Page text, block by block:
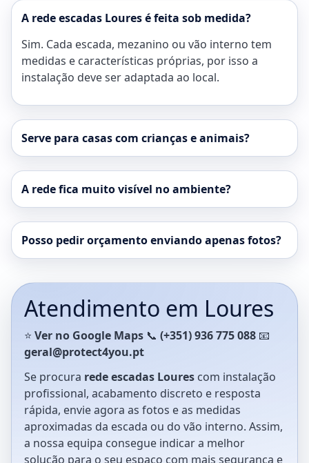
A rede escadas Loures é feita sob medida?
Sim. Cada escada, mezanino ou vão interno tem
medidas e características próprias, por isso a
instalação deve ser adaptada ao local.
Serve para casas com crianças e animais?
A rede fica muito visível no ambiente?
Posso pedir orçamento enviando apenas fotos?
Atendimento em Loures
⭐ Ver no Google Maps 📞 (+351) 936 775 088 📧
geral@protect4you.pt
Se procura rede escadas Loures com instalação
profissional, acabamento discreto e resposta
rápida, envie agora as fotos e as medidas
aproximadas da escada ou do vão interno. Assim,
a nossa equipa consegue indicar a melhor
solução para o seu espaço com mais segurança e